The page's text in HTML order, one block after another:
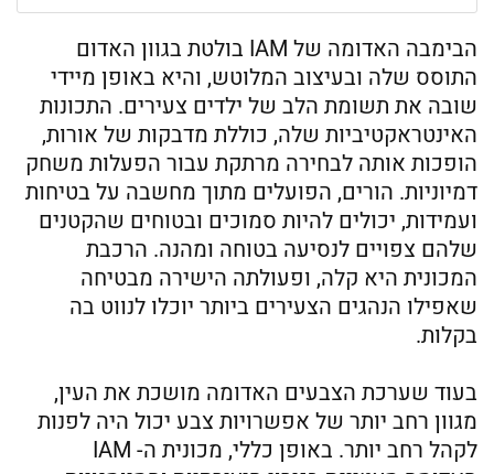
הבימבה האדומה של IAM בולטת בגוון האדום
התוסס שלה ובעיצוב המלוטש, והיא באופן מיידי
שובה את תשומת הלב של ילדים צעירים. התכונות
האינטראקטיביות שלה, כוללת מדבקות של אורות,
הופכות אותה לבחירה מרתקת עבור הפעלות משחק
דמיוניות. הורים, הפועלים מתוך מחשבה על בטיחות
ועמידות, יכולים להיות סמוכים ובטוחים שהקטנים
שלהם צפויים לנסיעה בטוחה ומהנה. הרכבת
המכונית היא קלה, ופעולתה הישירה מבטיחה
שאפילו הנהגים הצעירים ביותר יוכלו לנווט בה
בקלות.
בעוד שערכת הצבעים האדומה מושכת את העין,
מגוון רחב יותר של אפשרויות צבע יכול היה לפנות
לקהל רחב יותר. באופן כללי, מכונית ה- IAM